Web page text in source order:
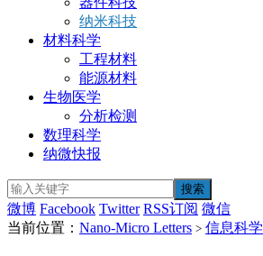
纳米科技
材料科学
工程材料
能源材料
生物医学
分析检测
数理科学
纳微快报
微博 Facebook Twitter RSS订阅 微信
当前位置： Nano-Micro Letters > 信息科学